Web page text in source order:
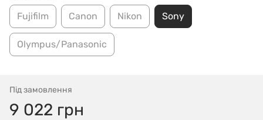
Fujifilm Canon Nikon Sony
Olympus/Panasonic
Під замовлення
9 022 грн